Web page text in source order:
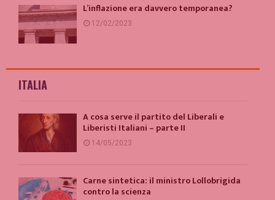
L’inflazione era davvero temporanea?
12/02/2023
ITALIA
A cosa serve il partito del Liberali e
Liberisti Italiani – parte II
14/05/2023
Carne sintetica: il ministro Lollobrigida
contro la scienza